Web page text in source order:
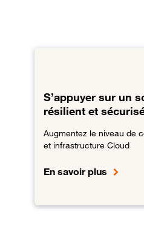
S’appuyer sur un
résilient et
Augmentez le niveau de
et infrastructure Cloud
En savoir plus